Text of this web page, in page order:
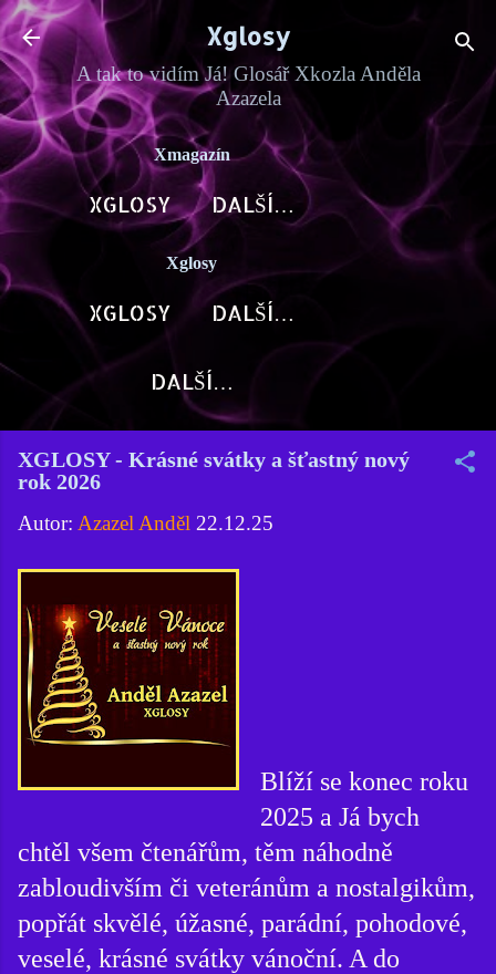
Přeskočit na hlavní obsah
Xglosy
A tak to vidím Já! Glosář Xkozla Anděla
Azazela
Xmagazín
XGLOSY DALŠÍ…
Xglosy
XGLOSY DALŠÍ…
DALŠÍ…
XGLOSY - Krásné svátky a šťastný nový
rok 2026
Autor: Azazel Anděl 22.12.25
Blíží se konec roku
2025 a Já bych
chtěl všem čtenářům, těm náhodně
zabloudivším či veteránům a nostalgikům,
popřát skvělé, úžasné, parádní, pohodové,
veselé, krásné svátky vánoční. A do